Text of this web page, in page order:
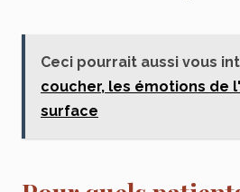
Ceci pourrait aussi vous
coucher, les émotions de
surface